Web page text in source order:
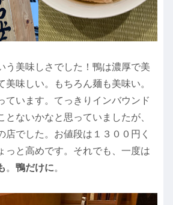
う美味しさでした！鴨は濃厚で美
美味しい。もちろん麺も美味い。
ています。てっきりインバウンド
とないかなと思っていましたが、
店でした。お値段は１３００円く
っと高めです。それでも、一度は
。 鴨だけに。